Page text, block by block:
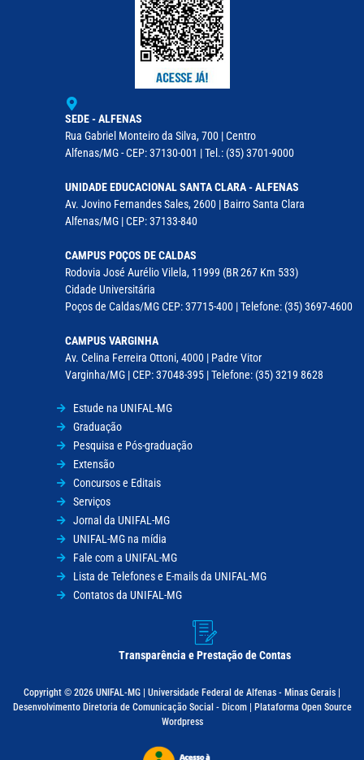
SEDE - ALFENAS
Rua Gabriel Monteiro da Silva, 700 | Centro
Alfenas/MG - CEP: 37130-001 | Tel.: (35) 3701-9000
UNIDADE EDUCACIONAL SANTA CLARA - ALFENAS
Av. Jovino Fernandes Sales, 2600 | Bairro Santa Clara
Alfenas/MG | CEP: 37133-840
CAMPUS POÇOS DE CALDAS
Rodovia José Aurélio Vilela, 11999 (BR 267 Km 533)
Cidade Universitária
Poços de Caldas/MG CEP: 37715-400 | Telefone: (35) 3697-4600
CAMPUS VARGINHA
Av. Celina Ferreira Ottoni, 4000 | Padre Vitor
Varginha/MG | CEP: 37048-395 | Telefone: (35) 3219 8628
Estude na UNIFAL-MG
Graduação
Pesquisa e Pós-graduação
Extensão
Concursos e Editais
Serviços
Jornal da UNIFAL-MG
UNIFAL-MG na mídia
Fale com a UNIFAL-MG
Lista de Telefones e E-mails da UNIFAL-MG
Contatos da UNIFAL-MG
Transparência e Prestação de Contas
Copyright © 2026 UNIFAL-MG | Universidade Federal de Alfenas - Minas Gerais |
Desenvolvimento Diretoria de Comunicação Social - Dicom | Plataforma Open Source
Wordpress